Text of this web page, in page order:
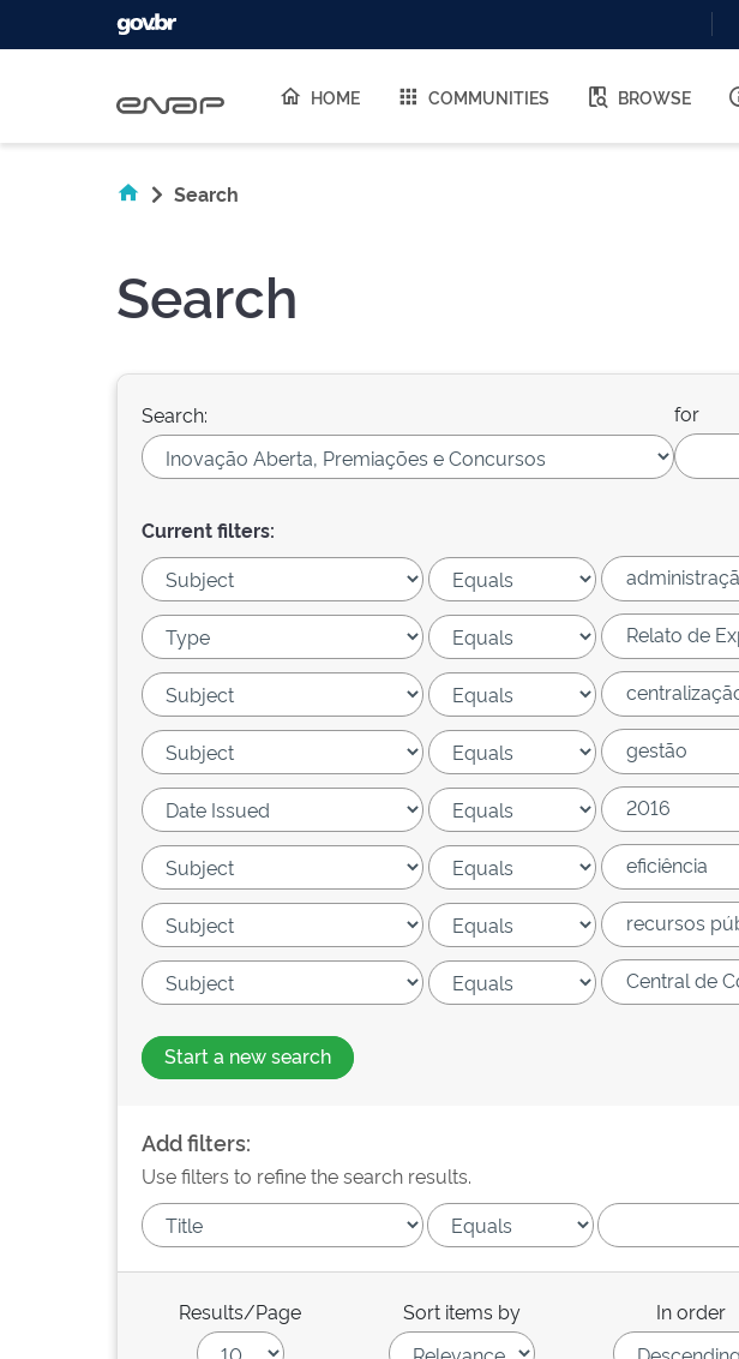
HOME COMMUNITIES BROWSE
Search
Search
Search: for
Current filters:
Start a new search
Add filters:
Use filters to refine the search results.
Results/Page Sort items by In order